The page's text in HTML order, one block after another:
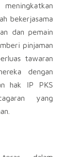
bekerjasama
dan pemain
pinjaman
tawaran
dengan
hak IP PKS
yang